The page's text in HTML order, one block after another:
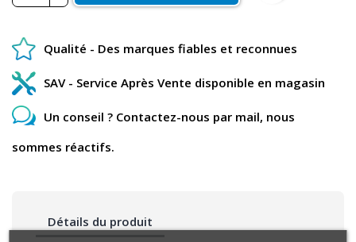
Qualité - Des marques fiables et reconnues
SAV - Service Après Vente disponible en magasin
Un conseil ? Contactez-nous par mail, nous
sommes réactifs.
Détails du produit